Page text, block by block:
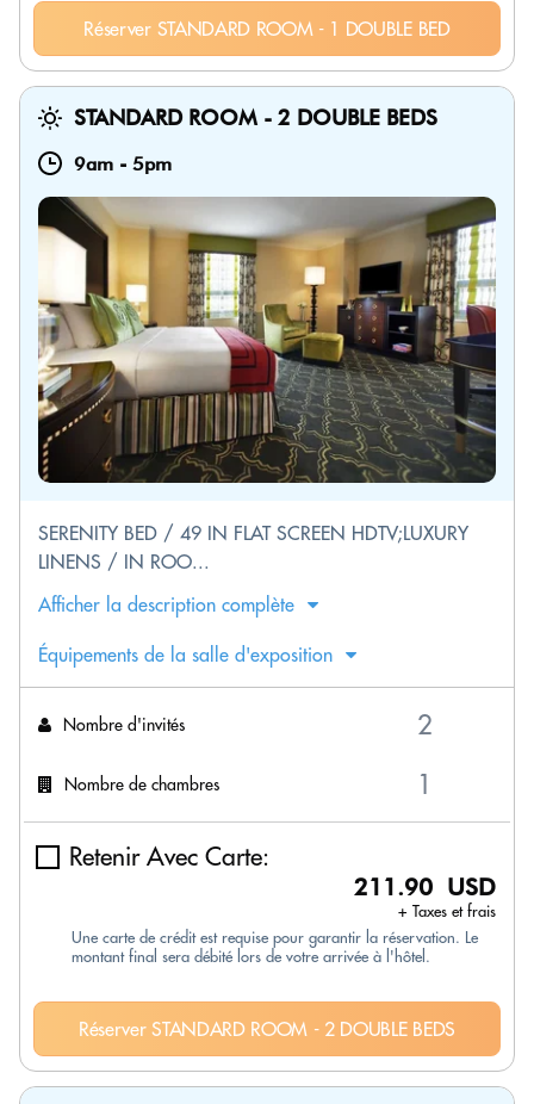
Réserver STANDARD ROOM - 1 DOUBLE BED
STANDARD ROOM - 2 DOUBLE BEDS
9am - 5pm
SERENITY BED / 49 IN FLAT SCREEN HDTV;LUXURY
LINENS / IN ROO...
Afficher la description complète
Équipements de la salle d'exposition
Nombre d'invités
Nombre de chambres
Retenir Avec Carte:
211.90 USD
+ Taxes et frais
Une carte de crédit est requise pour garantir la réservation. Le
montant final sera débité lors de votre arrivée à l'hôtel.
Réserver STANDARD ROOM - 2 DOUBLE BEDS